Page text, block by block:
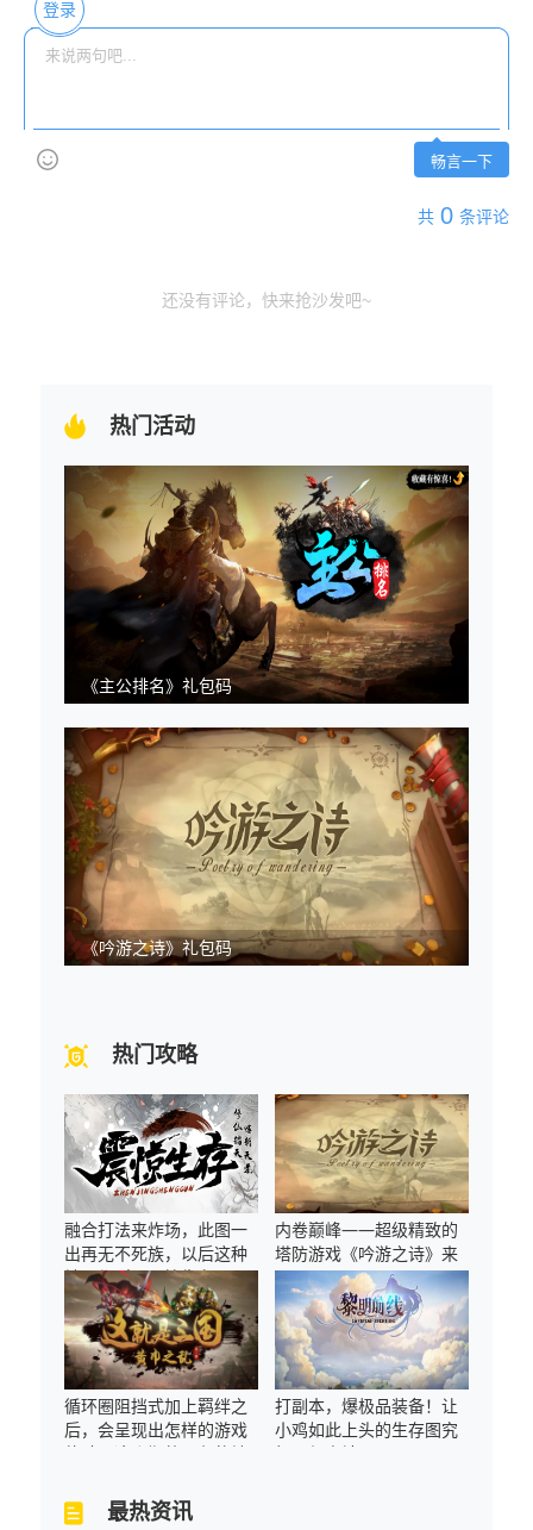
登录
畅言一下
共 0 条评论
还没有评论，快来抢沙发吧~
热门活动
《主公排名》礼包码
《吟游之诗》礼包码
热门攻略
融合打法来炸场，此图一
出再无不死族，以后这种
地图都叫《震惊生存》！
内卷巅峰——超级精致的
塔防游戏《吟游之诗》来
了！
循环圈阻挡式加上羁绊之
后，会呈现出怎样的游戏
体验？这张期待已久的地
打副本，爆极品装备！让
小鸡如此上头的生存图究
极是何方神圣？
最热资讯